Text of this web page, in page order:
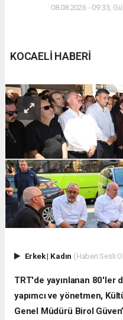
08.08.2026 - 09:33,
KOCAELİ HABERİ
Erkek| Kadın (Haberi Sesli
TRT'de yayınlanan 80'ler
yapımcı ve yönetmen,
Genel Müdürü Birol